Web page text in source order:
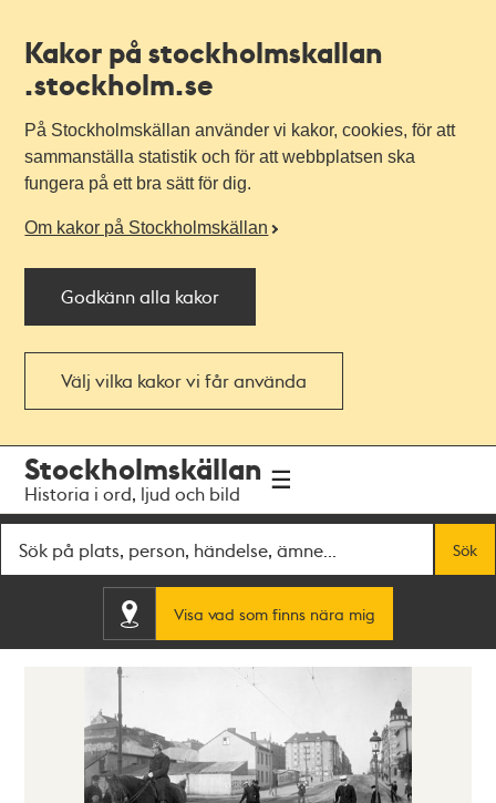
Kakor på stockholmskallan
.stockholm.se
På Stockholmskällan använder vi kakor, cookies, för att
sammanställa statistik och för att webbplatsen ska
fungera på ett bra sätt för dig.
Om kakor på Stockholmskällan
Godkänn alla kakor
Välj vilka kakor vi får använda
navigationen
huvudinnehållet
Stockholmskällan
Historia i ord, ljud och bild
Sök
Visa vad som finns nära mig